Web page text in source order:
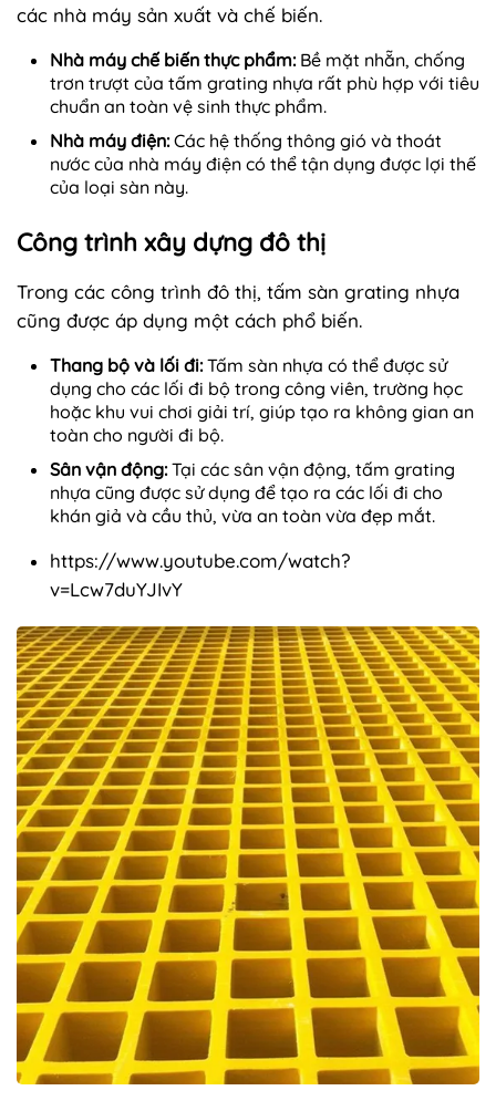
các nhà máy sản xuất và chế biến.
Nhà máy chế biến thực phẩm:Bề mặt nhẵn, chống
trơn trượt của tấm grating nhựa rất phù hợp với tiêu
chuẩn an toàn vệ sinh thực phẩm.
Nhà máy điện:Các hệ thống thông gió và thoát
nước của nhà máy điện có thể tận dụng được lợi thế
của loại sàn này.
Công trình xây dựng đô thị
Trong các công trình đô thị, tấm sàn grating nhựa
cũng được áp dụng một cách phổ biến.
Thang bộ và lối đi:Tấm sàn nhựa có thể được sử
dụng cho các lối đi bộ trong công viên, trường học
hoặc khu vui chơi giải trí, giúp tạo ra không gian an
toàn cho người đi bộ.
Sân vận động:Tại các sân vận động, tấm grating
nhựa cũng được sử dụng để tạo ra các lối đi cho
khán giả và cầu thủ, vừa an toàn vừa đẹp mắt.
https://www.youtube.com/watch?
v=Lcw7duYJIvY